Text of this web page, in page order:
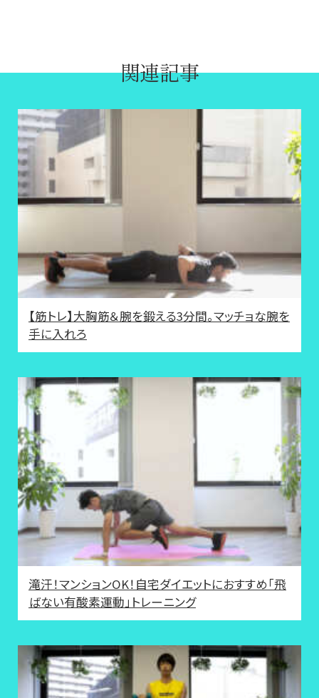
関連記事
【筋トレ】大胸筋＆腕を鍛える3分間。マッチョな腕を
手に入れろ
滝汗！マンションOK！自宅ダイエットにおすすめ「飛
ばない有酸素運動」トレーニング